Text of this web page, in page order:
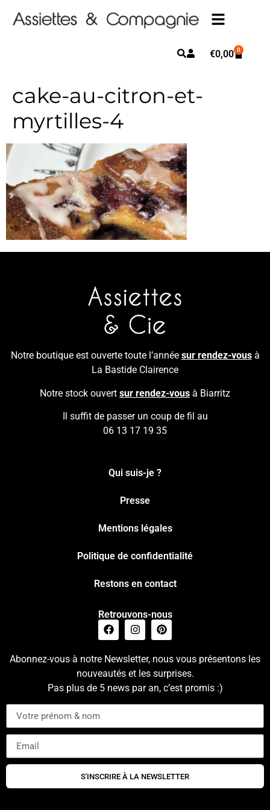
€0,00 0
cake-au-citron-et-
myrtilles-4
Notre boutique est ouverte toute l’année sur rendez-vousà
La Bastide Clairence
Notre stock ouvert sur rendez-vous à Biarritz
Il suffit de passer un coup de fil au
06 13 17 19 35
Qui suis-je ?
Presse
Mentions légales
Politique de confidentialité
Restons en contact
Retrouvons-nous
Abonnez-vous à notre Newsletter, nous vous présentons les
nouveautés et les surprises.
Pas plus de 5 news par an, c’est promis :)
S'INSCRIRE À LA NEWSLETTER